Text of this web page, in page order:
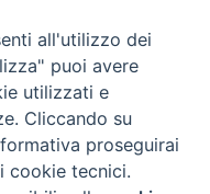
Cuneo
all'utilizzo dei
puoi avere
utilizzati e
Cliccando su
proseguirai
cookie tecnici.